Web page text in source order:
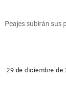
Peajes subirán sus
29 de diciembre de